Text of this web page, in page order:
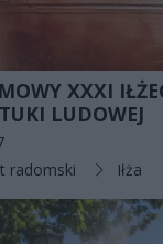
XXXI
LUDOWEJ
radomski Iłża